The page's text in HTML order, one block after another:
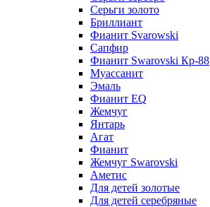
Серьги золото
Бриллиант
Фианит Svarowski
Сапфир
Фианит Swarovski Кр-88
Муассанит
Эмаль
Фианит EQ
Жемчуг
Янтарь
Агат
Фианит
Жемчуг Swarovski
Аметис
Для детей золотые
Для детей серебряные